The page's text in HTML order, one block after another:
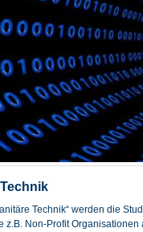
Technik“ werden die
z.B. Non-Profit